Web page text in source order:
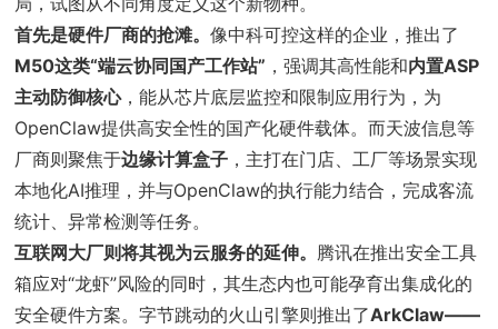
首先是硬件厂商的抢滩。像中科可控这样的企业，推出了
M50这类“端云协同国产工作站” ，强调其高性能和内置ASP
主动防御核心，能从芯片底层监控和限制应用行为，为
OpenClaw提供高安全性的国产化硬件载体。而天波信息等
厂商则聚焦于边缘计算盒子 ，主打在门店、工厂等场景实现
本地化AI推理，并与OpenClaw的执行能力结合，完成客流
统计、异常检测等任务。
互联网大厂则将其视为云服务的延伸。 腾讯在推出安全工具
箱应对“龙虾”风险的同时，其生态内也可能孕育出集成化的
安全硬件方案。字节跳动的火山引擎则推出了ArkClaw——